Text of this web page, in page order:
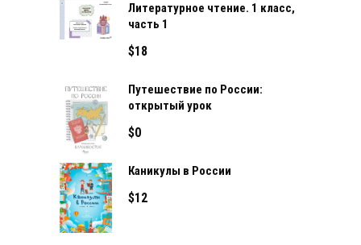
Литературное чтение. 1 класс,
часть 1
$18
Путешествие по России:
открытый урок
$0
Каникулы в России
$12